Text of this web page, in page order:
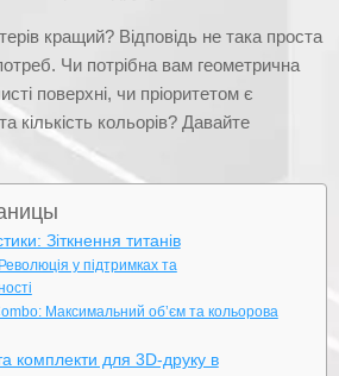
кращий? Відповідь не така проста
Чи потрібна вам геометрична
поверхні, чи пріоритетом є
кількість кольорів? Давайте
Зіткнення титанів
у підтримках та
Максимальний об’єм та кольорова
комплекти для 3D-друку в